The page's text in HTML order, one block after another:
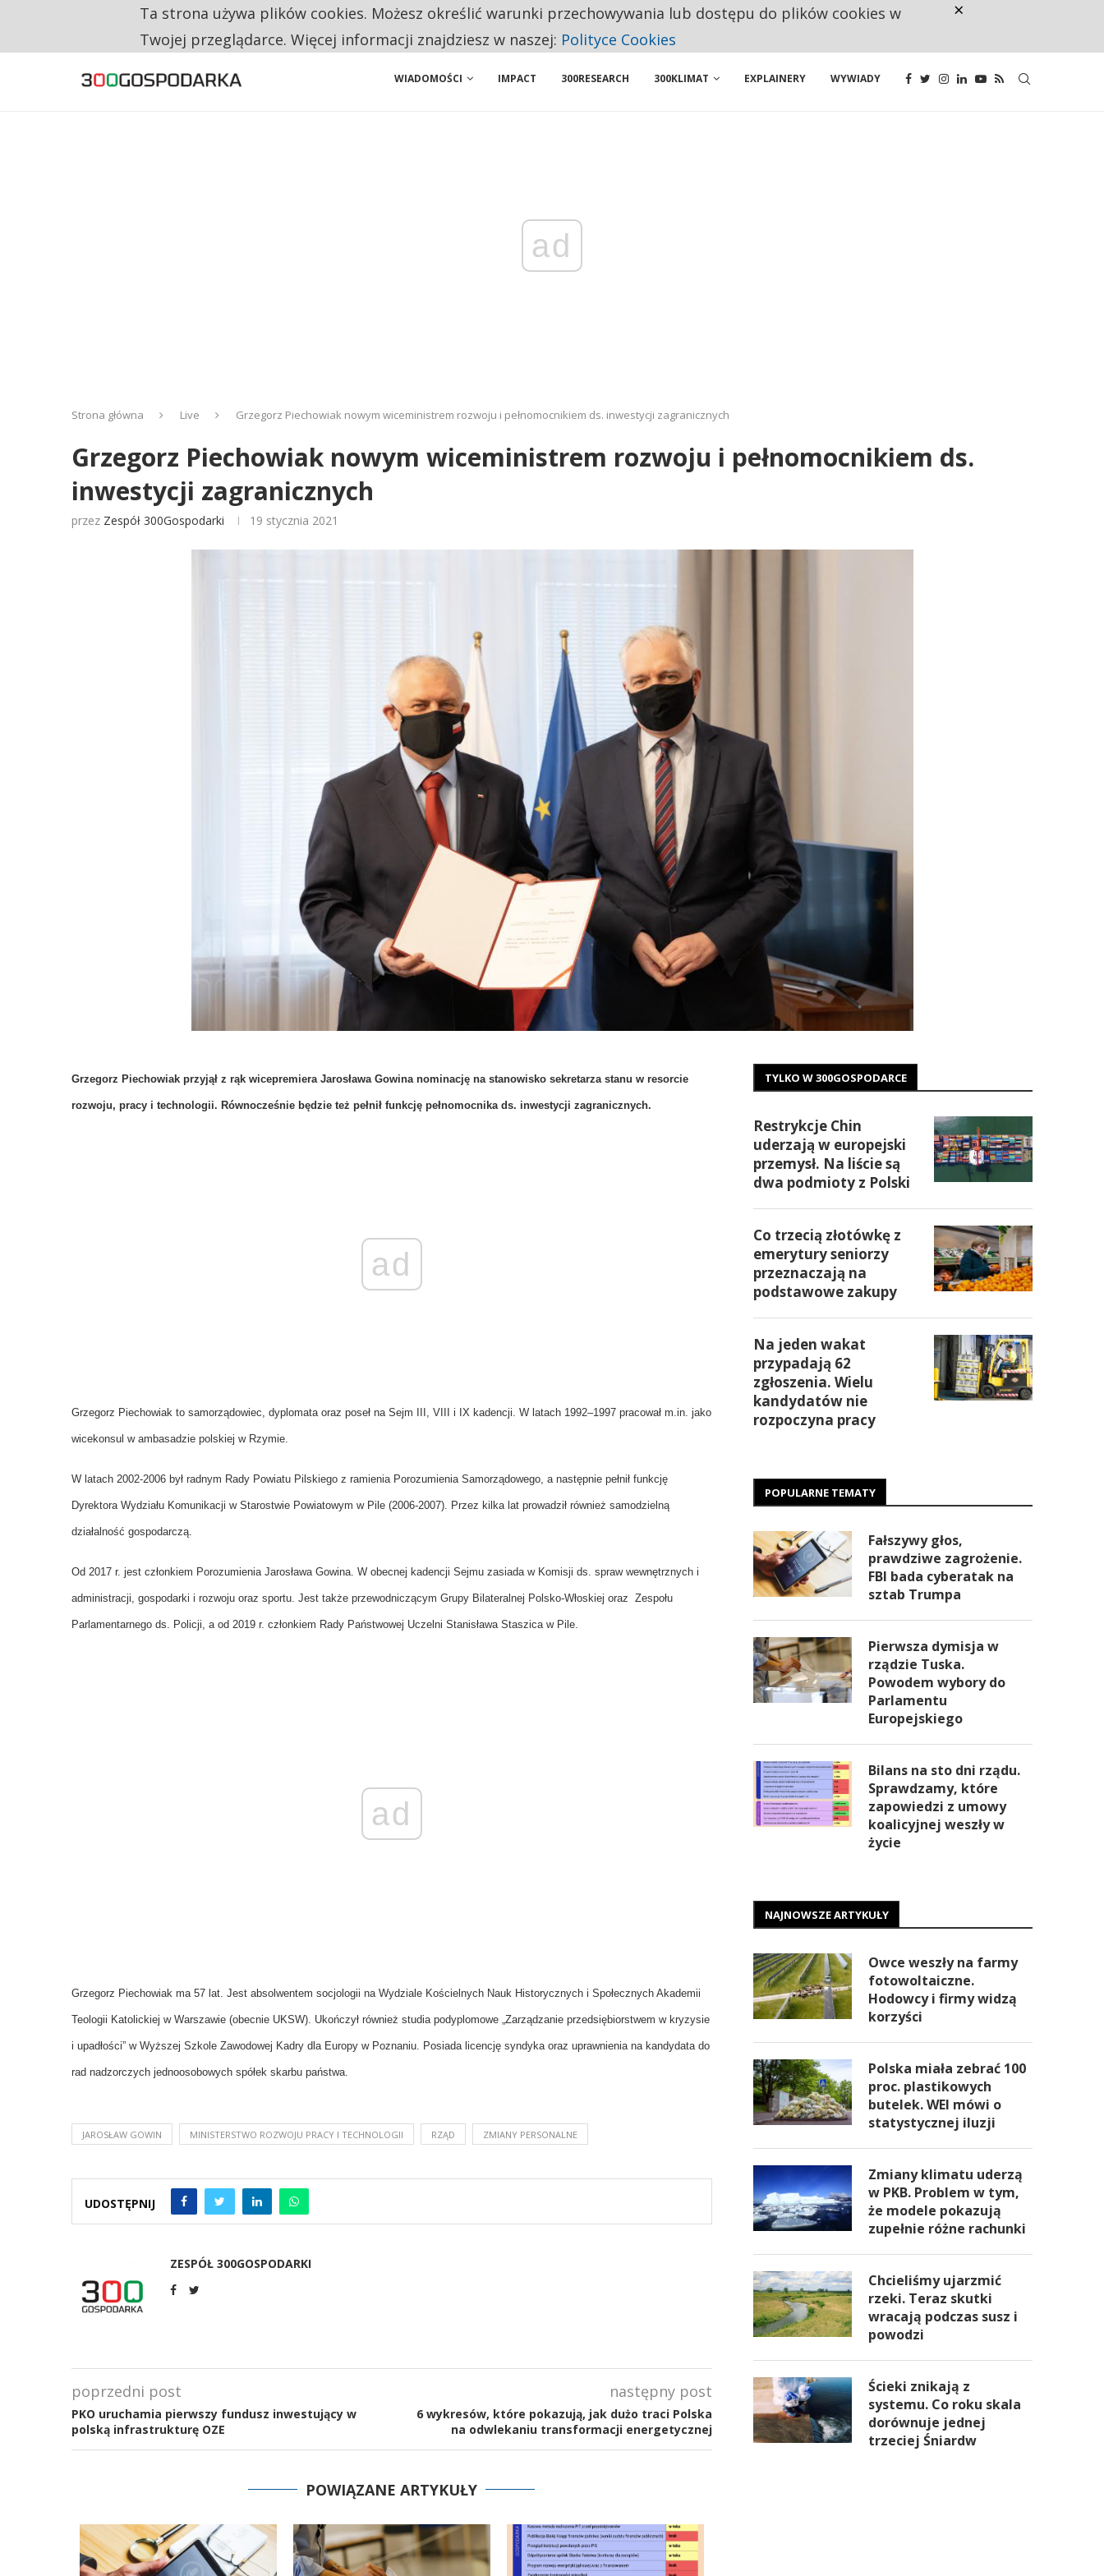
NA JEDEN WAKAT PRZYPADAJĄ 62 ZGŁOSZENIA. WIELU KANDYDATÓW NIE ROZPOCZYNA PRACY
WIADOMOŚCI IMPACT 300RESEARCH 300KLIMAT EXPLAINERY WYWIADY
ad
Strona główna Live Grzegorz Piechowiak nowym wiceministrem rozwoju i pełnomocnikiem ds. inwestycji zagranicznych
Grzegorz Piechowiak nowym wiceministrem rozwoju i pełnomocnikiem ds.
inwestycji zagranicznych
przez Zespół 300Gospodarki 19 stycznia 2021
Grzegorz Piechowiak przyjął z rąk wicepremiera Jarosława Gowina nominację na stanowisko sekretarza stanu w resorcie
rozwoju, pracy i technologii. Równocześnie będzie też pełnił funkcję pełnomocnika ds. inwestycji zagranicznych.
ad
Grzegorz Piechowiak to samorządowiec, dyplomata oraz poseł na Sejm III, VIII i IX kadencji. W latach 1992–1997 pracował m.in. jako
wicekonsul w ambasadzie polskiej w Rzymie.
W latach 2002-2006 był radnym Rady Powiatu Pilskiego z ramienia Porozumienia Samorządowego, a następnie pełnił funkcję
Dyrektora Wydziału Komunikacji w Starostwie Powiatowym w Pile (2006-2007). Przez kilka lat prowadził również samodzielną
działalność gospodarczą.
Od 2017 r. jest członkiem Porozumienia Jarosława Gowina. W obecnej kadencji Sejmu zasiada w Komisji ds. spraw wewnętrznych i
administracji, gospodarki i rozwoju oraz sportu. Jest także przewodniczącym Grupy Bilateralnej Polsko-Włoskiej oraz Zespołu
Parlamentarnego ds. Policji, a od 2019 r. członkiem Rady Państwowej Uczelni Stanisława Staszica w Pile.
ad
Grzegorz Piechowiak ma 57 lat. Jest absolwentem socjologii na Wydziale Kościelnych Nauk Historycznych i Społecznych Akademii
Teologii Katolickiej w Warszawie (obecnie UKSW). Ukończył również studia podyplomowe „Zarządzanie przedsiębiorstwem w kryzysie
i upadłości” w Wyższej Szkole Zawodowej Kadry dla Europy w Poznaniu. Posiada licencję syndyka oraz uprawnienia na kandydata do
rad nadzorczych jednoosobowych spółek skarbu państwa.
JAROSŁAW GOWIN MINISTERSTWO ROZWOJU PRACY I TECHNOLOGII RZĄD ZMIANY PERSONALNE
UDOSTĘPNIJ
ZESPÓŁ 300GOSPODARKI
poprzedni post
PKO uruchamia pierwszy fundusz inwestujący w
polską infrastrukturę OZE
następny post
6 wykresów, które pokazują, jak dużo traci Polska
na odwlekaniu transformacji energetycznej
POWIĄZANE ARTYKUŁY
TYLKO W 300GOSPODARCE
Restrykcje Chin
uderzają w europejski
przemysł. Na liście są
dwa podmioty z Polski
Co trzecią złotówkę z
emerytury seniorzy
przeznaczają na
podstawowe zakupy
Na jeden wakat
przypadają 62
zgłoszenia. Wielu
kandydatów nie
rozpoczyna pracy
POPULARNE TEMATY
Fałszywy głos,
prawdziwe zagrożenie.
FBI bada cyberatak na
sztab Trumpa
Pierwsza dymisja w
rządzie Tuska.
Powodem wybory do
Parlamentu
Europejskiego
Bilans na sto dni rządu.
Sprawdzamy, które
zapowiedzi z umowy
koalicyjnej weszły w
życie
NAJNOWSZE ARTYKUŁY
Owce weszły na farmy
fotowoltaiczne.
Hodowcy i firmy widzą
korzyści
Polska miała zebrać 100
proc. plastikowych
butelek. WEI mówi o
statystycznej iluzji
Zmiany klimatu uderzą
w PKB. Problem w tym,
że modele pokazują
zupełnie różne rachunki
Chcieliśmy ujarzmić
rzeki. Teraz skutki
wracają podczas susz i
powodzi
Ścieki znikają z
systemu. Co roku skala
dorównuje jednej
trzeciej Śniardw
Ta strona używa plików cookies. Możesz określić warunki przechowywania lub dostępu do plików cookies w
Twojej przeglądarce. Więcej informacji znajdziesz w naszej: Polityce Cookies
×